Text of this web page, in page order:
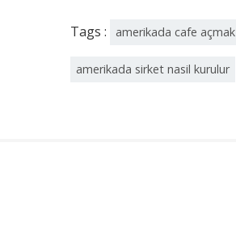
Tags : amerikada cafe açmak
amerikada sirket nasil kurulur